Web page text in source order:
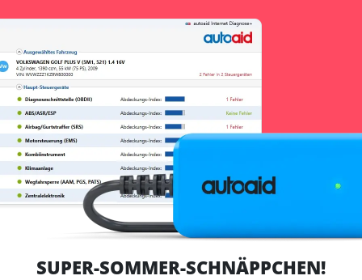
SUPER-SOMMER-SCHNÄPPCHEN!